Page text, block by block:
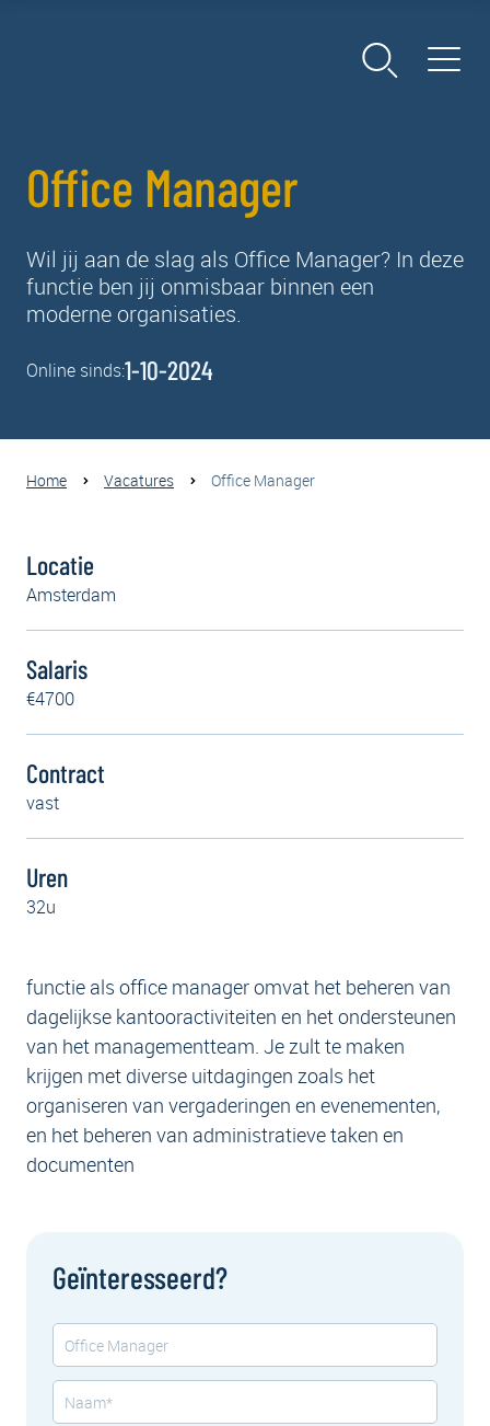
Office Manager
Wil jij aan de slag als Office Manager? In deze
functie ben jij onmisbaar binnen een
moderne organisaties.
Online sinds:1-10-2024
Home Vacatures Office Manager
Locatie
Amsterdam
Salaris
€4700
Contract
vast
Uren
32u
functie als office manager omvat het beheren van
dagelijkse kantooractiviteiten en het ondersteunen
van het managementteam. Je zult te maken
krijgen met diverse uitdagingen zoals het
organiseren van vergaderingen en evenementen,
en het beheren van administratieve taken en
documenten
Geïnteresseerd?